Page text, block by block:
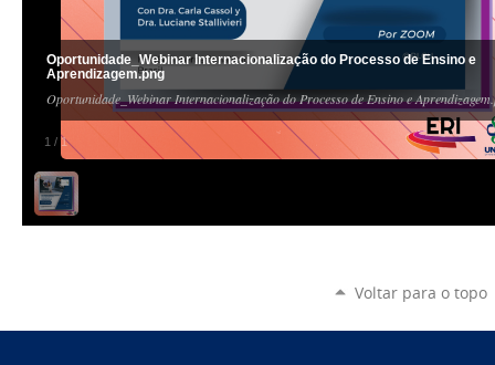
1 / 1
Oportunidade_Webinar Internacionalização do Processo de Ensino e
Aprendizagem.png
Oportunidade_Webinar Internacionalização do Processo de Ensino e
Voltar para o topo